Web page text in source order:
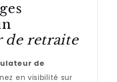
de retraite
de
en visibilité sur